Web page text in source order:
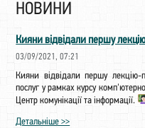
НОВИНИ
Кияни відвідали першу
03/09/2021, 07:21
Кияни відвідали першу
послуг у рамках курсу
Центр комунікації та інформації.
Детальніше >>